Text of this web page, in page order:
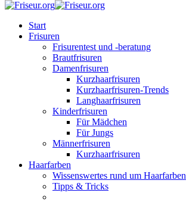
Start
Frisuren
Frisurentest und -beratung
Brautfrisuren
Damenfrisuren
Kurzhaarfrisuren
Kurzhaarfrisuren-Trends
Langhaarfrisuren
Kinderfrisuren
Für Mädchen
Für Jungs
Männerfrisuren
Kurzhaarfrisuren
Haarfarben
Wissenswertes rund um Haarfarben
Tipps & Tricks